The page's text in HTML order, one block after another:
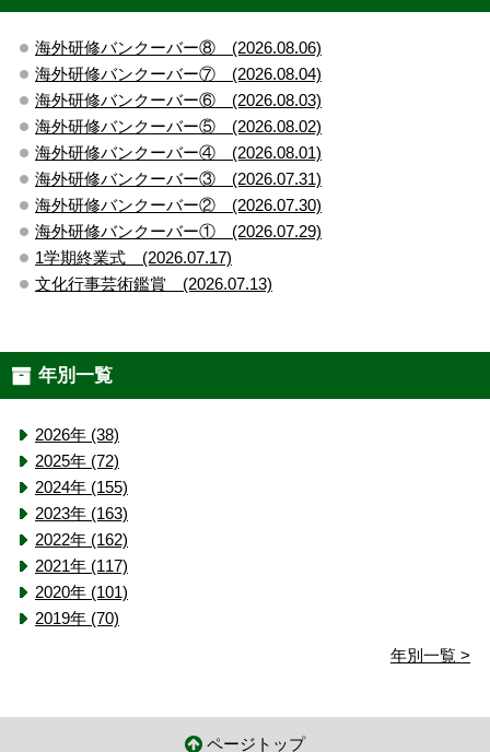
海外研修バンクーバー⑧ (2026.08.06)
海外研修バンクーバー⑦ (2026.08.04)
海外研修バンクーバー⑥ (2026.08.03)
海外研修バンクーバー⑤ (2026.08.02)
海外研修バンクーバー④ (2026.08.01)
海外研修バンクーバー③ (2026.07.31)
海外研修バンクーバー② (2026.07.30)
海外研修バンクーバー① (2026.07.29)
1学期終業式 (2026.07.17)
文化行事芸術鑑賞 (2026.07.13)
年別一覧
2026年 (38)
2025年 (72)
2024年 (155)
2023年 (163)
2022年 (162)
2021年 (117)
2020年 (101)
2019年 (70)
年別一覧 >
ページトップ